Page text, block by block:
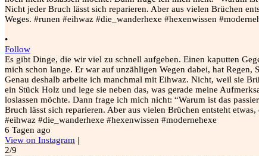
•
Follow
Es gibt Dinge, die wir viel zu schnell aufgeben. Einen kaputten
mich schon lange. Er war auf unzähligen Wegen dabei, hat
Genau deshalb arbeite ich manchmal mit Eihwaz. Nicht, weil sie
ein Stück Holz und lege sie neben das, was gerade meine
loslassen möchte. Dann frage ich mich nicht: “Warum ist das
Bruch lässt sich reparieren. Aber aus vielen Brüchen entsteht
#eihwaz #die_wanderhexe #hexenwissen #modernehexe
6 Tagen ago
View on Instagram |
2/9